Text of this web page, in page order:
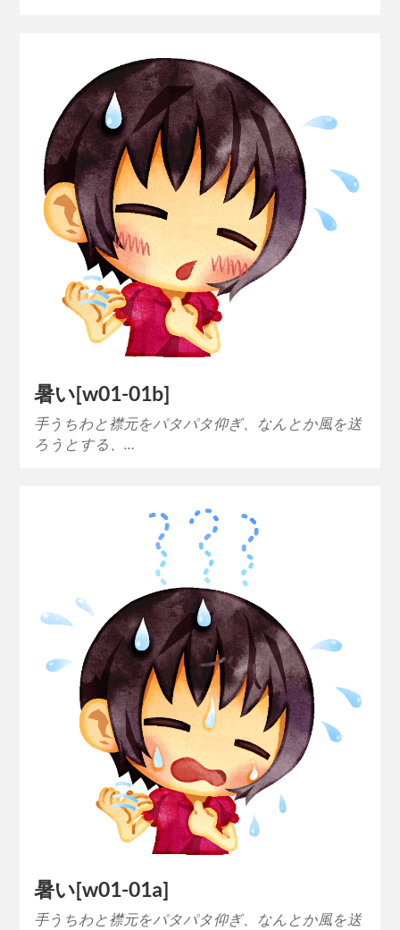
暑い[w01-01b]
手うちわと襟元をパタパタ仰ぎ、なんとか風を送
ろうとする、…
暑い[w01-01a]
手うちわと襟元をパタパタ仰ぎ、なんとか風を送